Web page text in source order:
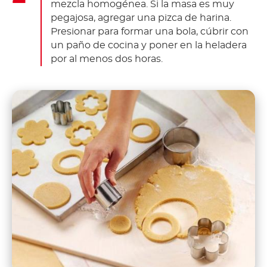
mezcla homogénea. Si la masa es muy
pegajosa, agregar una pizca de harina.
Presionar para formar una bola, cúbrir con
un paño de cocina y poner en la heladera
por al menos dos horas.